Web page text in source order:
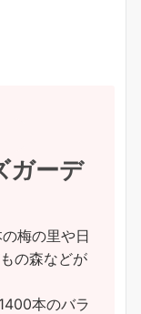
ガーデ
梅の里や日
の森などが
本のバラ